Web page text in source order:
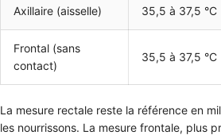
Axillaire (aisselle) 35,5 à 37,5 °C
Frontal (sans
contact)
35,5 à 37,5 °C
La mesure rectale reste la référence en
les nourrissons. La mesure frontale, plus